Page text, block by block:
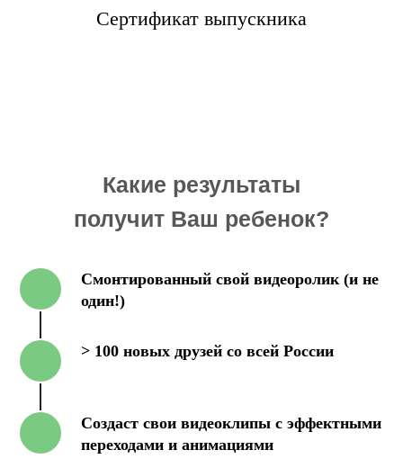
Сертификат выпускника
Какие результаты
получит Ваш ребенок?
Смонтированный свой видеоролик (и не
один!)
> 100 новых друзей со всей России
Создаст свои видеоклипы с эффектными
переходами и анимациями